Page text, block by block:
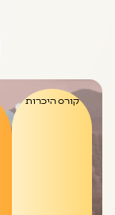
קורס היכרות